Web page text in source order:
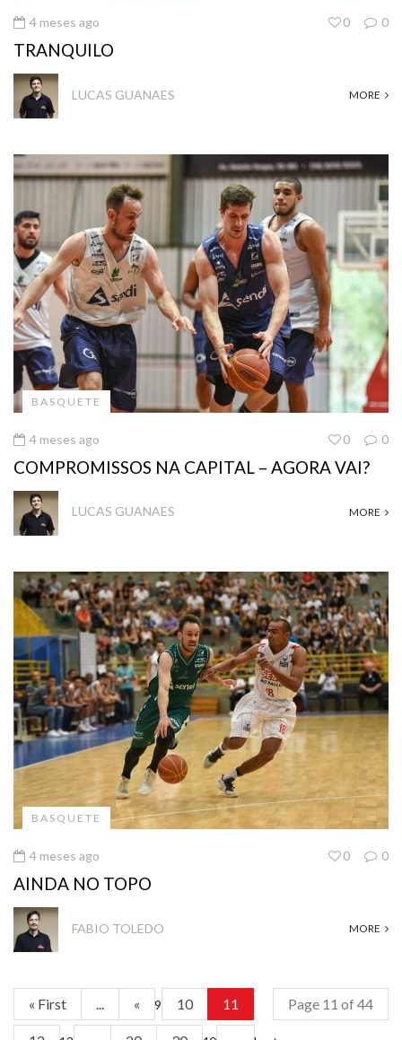
4 meses ago 0
0
TRANQUILO
LUCAS GUANAES MORE
BASQUETE
4 meses ago 0
0
COMPROMISSOS NA CAPITAL – AGORA VAI?
LUCAS GUANAES MORE
BASQUETE
4 meses ago 0
0
AINDA NO TOPO
FABIO TOLEDO MORE
Page 11 of 44
« First ... « 9 10 11